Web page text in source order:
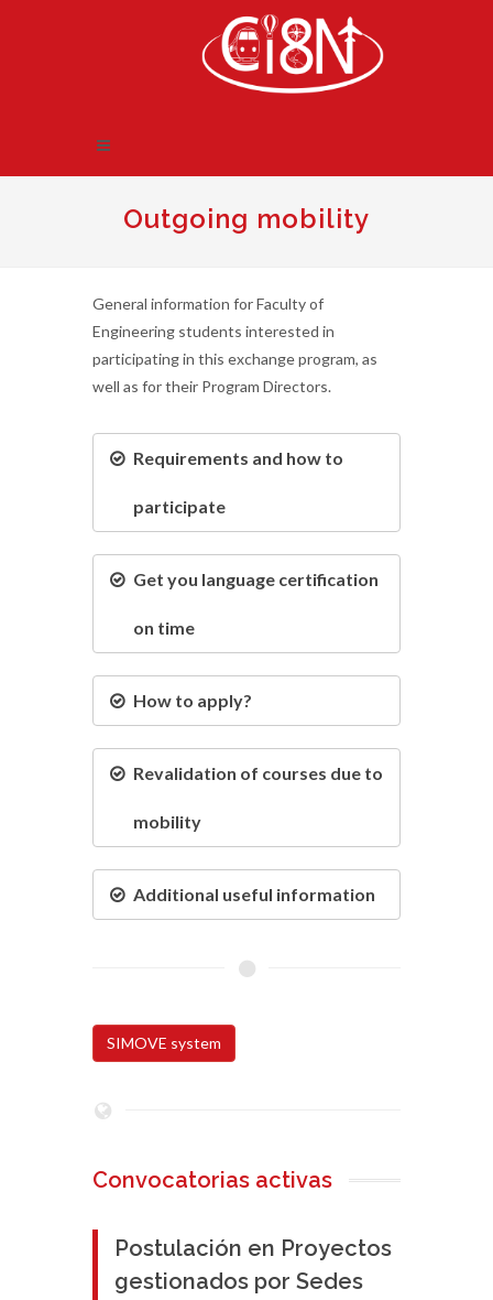
Outgoing mobility
General information for Faculty of
Engineering students interested in
participating in this exchange program, as
well as for their Program Directors.
Requirements and how to
participate
Get you language certification
on time
How to apply?
Revalidation of courses due to
mobility
Additional useful information
SIMOVE system
Convocatorias activas
Postulación en Proyectos
gestionados por Sedes